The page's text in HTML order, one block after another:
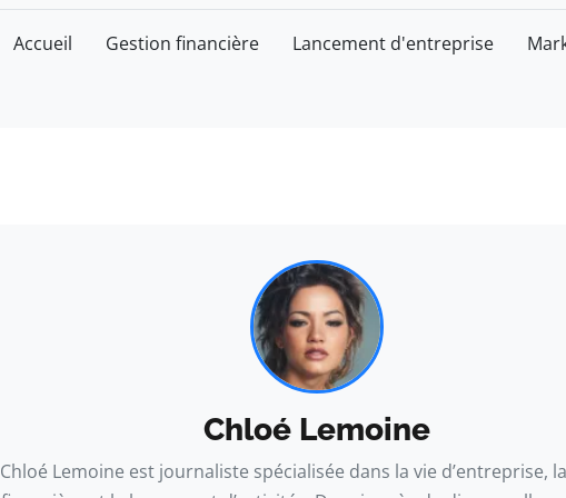
Accueil Gestion financière Lancement d'entreprise
Chloé Lemoine
Chloé Lemoine est journaliste spécialisée dans la vie d’entreprise,